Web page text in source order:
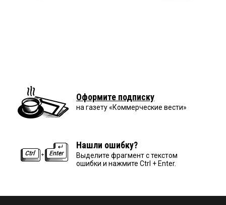
Оформите подписку
на газету «Коммерческие вести»
Нашли ошибку?
Выделите фрагмент с текстом
ошибки и нажмите Ctrl + Enter.